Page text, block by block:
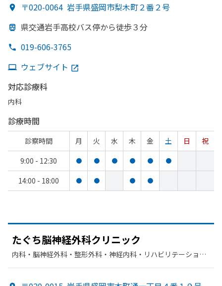
〒020-0064 岩手県盛岡市梨木町２番２号
県交通岩手高校バス停から徒歩３分
019-606-3765
ウェブサイト
対応診療科
内科
診療時間
診察時間 月 火 水 木 金 土 日
祝
9:00 - 12:30
● ● ● ● ● ●
14:00 - 18:00 ● ● ● ●
たぐち脳神経外科クリニック
内科・​脳神経外科・​整形外科・​神経内科・​リハビリテーショ